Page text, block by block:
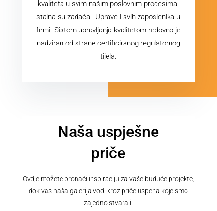
kvaliteta u svim našim poslovnim procesima,
stalna su zadaća i Uprave i svih zaposlenika u
firmi. Sistem upravljanja kvalitetom redovno je
nadziran od strane certificiranog regulatornog
tijela.
Naša uspješne
priče
Ovdje možete pronaći inspiraciju za vaše buduće projekte,
dok vas naša galerija vodi kroz priče uspeha koje smo
zajedno stvarali.